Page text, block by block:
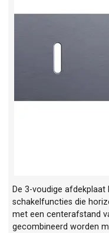
De 3-voudige
schakelfuncties die
met een centerafstand
gecombineerd worden